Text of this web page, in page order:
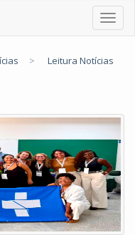
> Leitura Notícias